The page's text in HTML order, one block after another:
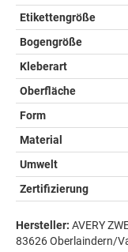
Etikettengröße
Bogengröße
Kleberart
Oberfläche
Form
Material
Umwelt
Zertifizierung
Hersteller: AVERY
83626 Oberlaindern/